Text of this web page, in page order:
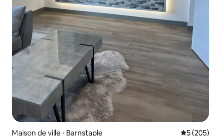
Maison de ville ⋅ Barnstaple Évaluation
5 (205)